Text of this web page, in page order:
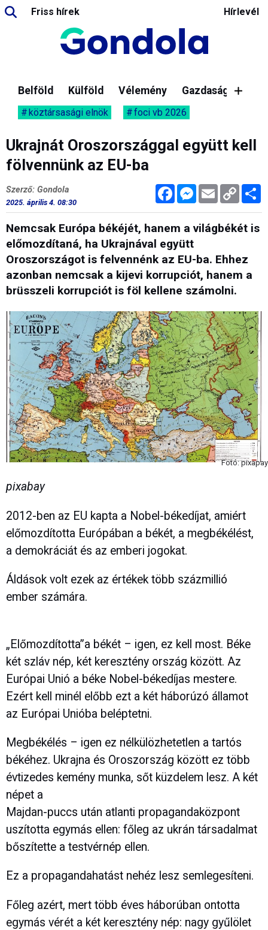
Friss hírek Hírlevél
Belföld Külföld Vélemény Gazdaság
köztársasági elnök foci vb 2026
Ukrajnát Oroszországgal együtt kell
fölvennünk az EU-ba
FacebookMessenger
Email Copy
Link
Szerző: Gondola
2025. április 4. 08:30
Nemcsak Európa békéjét, hanem a világbékét is
előmozdítaná, ha Ukrajnával együtt
Oroszországot is felvennénk az EU-ba. Ehhez
azonban nemcsak a kijevi korrupciót, hanem a
brüsszeli korrupciót is föl kellene számolni.
Fotó: pixapay
pixabay
2012-ben az EU kapta a Nobel-békedíjat, amiért
előmozdította Európában a békét, a megbékélést,
a demokráciát és az emberi jogokat.
Áldások volt ezek az értékek több százmillió
ember számára.
„Előmozdította”a békét – igen, ez kell most. Béke
két szláv nép, két keresztény ország között. Az
Európai Unió a béke Nobel-békedíjas mestere.
Ezért kell minél előbb ezt a két háborúzó államot
az Európai Unióba beléptetni.
Megbékélés – igen ez nélkülözhetetlen a tartós
békéhez. Ukrajna és Oroszország között ez több
évtizedes kemény munka, sőt küzdelem lesz. A két
népet a
Majdan-puccs után atlanti propagandaközpont
uszította egymás ellen: főleg az ukrán társadalmat
bőszítette a testvérnép ellen.
Ez a propagandahatást nehéz lesz semlegesíteni.
Főleg azért, mert több éves háborúban ontotta
egymás vérét a két keresztény nép: nagy gyűlölet